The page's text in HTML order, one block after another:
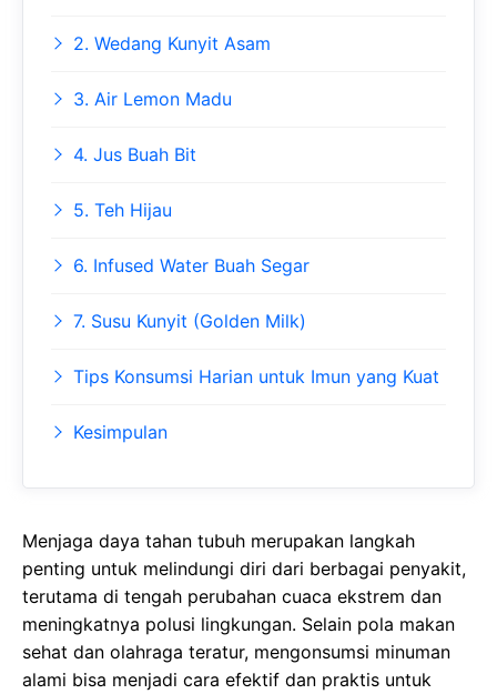
2. Wedang Kunyit Asam
3. Air Lemon Madu
4. Jus Buah Bit
5. Teh Hijau
6. Infused Water Buah Segar
7. Susu Kunyit (Golden Milk)
Tips Konsumsi Harian untuk Imun yang Kuat
Kesimpulan
Menjaga daya tahan tubuh merupakan langkah
penting untuk melindungi diri dari berbagai penyakit,
terutama di tengah perubahan cuaca ekstrem dan
meningkatnya polusi lingkungan. Selain pola makan
sehat dan olahraga teratur, mengonsumsi minuman
alami bisa menjadi cara efektif dan praktis untuk